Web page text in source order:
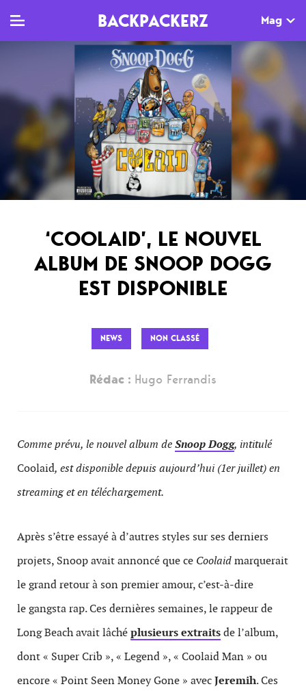
BACKPACKERZ Mag
TV
Clips
Live
Documentaires
MAG
Dossiers
Tops
Interviews
Sorties
Newsletter
AGENDA
Paris
Festivals
‘COOLAID’, LE NOUVEL
ALBUM DE SNOOP DOGG
EST DISPONIBLE
NEWS NON CLASSÉ
Rédac : Hugo Ferrandis
Comme prévu, le nouvel album deSnoop Dogg, intitulé
Coolaid, est disponible depuis aujourd’hui (1er juillet) en
streaming et en téléchargement.
Après s’être essayé à d’autres styles sur ses derniers
projets, Snoop avait annoncé que ce Coolaidmarquerait
le grand retour à son premier amour, c’est-à-dire
le gangsta rap. Ces dernières semaines, le rappeur de
Long Beach avait lâchéplusieurs extraitsde l’album,
dont « Super Crib », « Legend », « Coolaid Man » ou
encore « Point Seen Money Gone » avecJeremih. Ces